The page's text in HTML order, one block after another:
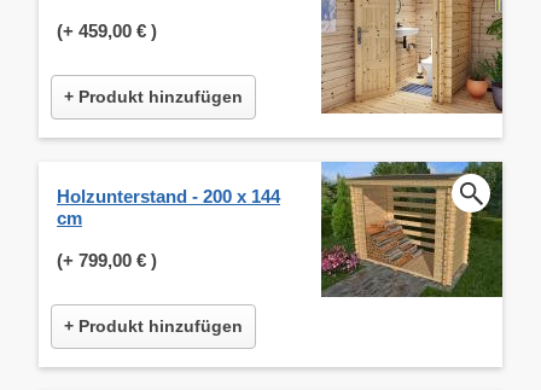
(+ 459,00 € )
+ Produkt hinzufügen
Holzunterstand - 200 x 144
cm
(+ 799,00 € )
+ Produkt hinzufügen